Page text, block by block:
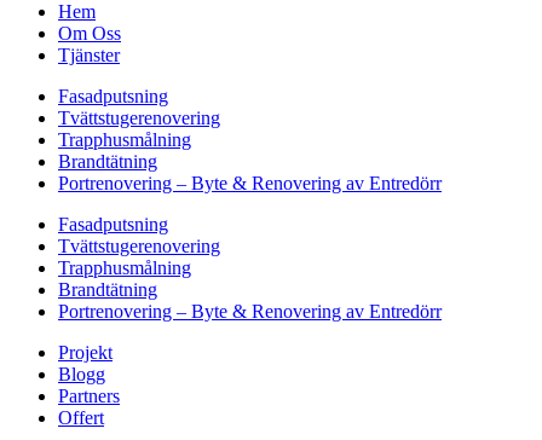
Hem
Om Oss
Tjänster
Fasadputsning
Tvättstugerenovering
Trapphusmålning
Brandtätning
Portrenovering – Byte & Renovering av Entredörr
Fasadputsning
Tvättstugerenovering
Trapphusmålning
Brandtätning
Portrenovering – Byte & Renovering av Entredörr
Projekt
Blogg
Partners
Offert